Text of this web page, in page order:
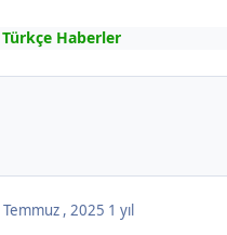
Türkçe Haberler
, 2025 1 yıl